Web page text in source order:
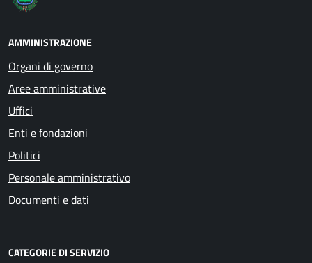
AMMINISTRAZIONE
Organi di governo
Aree amministrative
Uffici
Enti e fondazioni
Politici
Personale amministrativo
Documenti e dati
CATEGORIE DI SERVIZIO